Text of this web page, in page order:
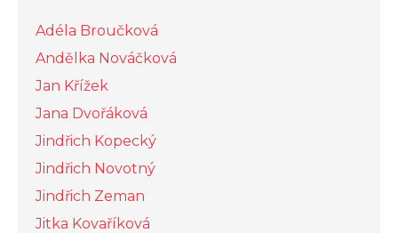
Adéla Broučková
Andělka Nováčková
Jan Křížek
Jana Dvořáková
Jindřich Kopecký
Jindřich Novotný
Jindřich Zeman
Jitka Kovaříková